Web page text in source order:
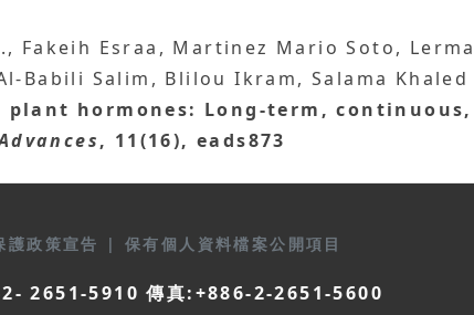
Fakeih Esraa, Martinez Mario Soto,
Babili Salim, Blilou Ikram, Salama
hormones: Long-term,
, 11(16), eads873
護政策宣告 | 保有個人資料檔案公開項目
2651-5910 傳真:+886-2-2651-5600